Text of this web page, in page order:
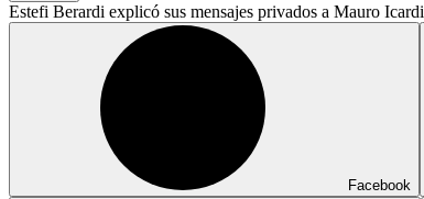
Estefi Berardi explicó sus mensajes privados a Mauro Icardi
Facebook